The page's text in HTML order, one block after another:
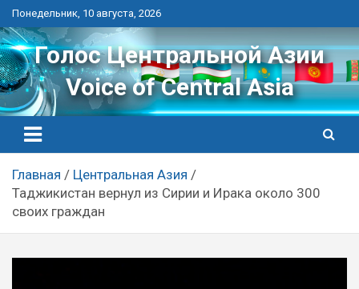
Перейти
к
контенту
Понедельник, 10 августа, 2026
Голос Центральной Азии
Voice of Central Asia
Главная
Центральная Азия
Таджикистан вернул из Сирии и Ирака около 300
своих граждан